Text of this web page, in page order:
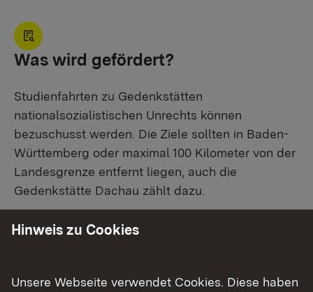
Was wird gefördert?
Studienfahrten zu Gedenkstätten
nationalsozialistischen Unrechts können
bezuschusst werden. Die Ziele sollten in Baden-
Württemberg oder maximal 100 Kilometer von der
Landesgrenze entfernt liegen, auch die
Gedenkstätte Dachau zählt dazu.
Hinweis zu Cookies
Unsere Webseite verwendet Cookies. Diese haben